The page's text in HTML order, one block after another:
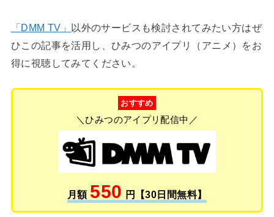
「DMM TV」 以外のサービスも検討されてみたい方はぜ
ひこの記事を活用し、ひみつのアイプリ（アニメ）をお
得に視聴してみてください。
おすすめ
＼ひみつのアイプリ配信中／
月額 550 円【30日間無料】